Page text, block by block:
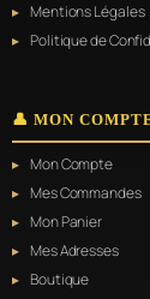
Mentions Légales
Politique de
👤 MON
Mon Compte
Mes Commandes
Mon Panier
Mes Adresses
Boutique